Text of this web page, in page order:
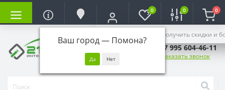
Ваш город — Помона?
Войдите, чтобы получить скидки и
0 0 0
+7 995 604-46-11
Заказать звонок